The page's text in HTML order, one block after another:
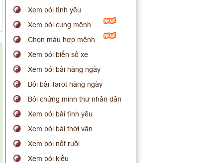
Xem bói tình yêu
Xem bói cung mệnh
Chọn màu hợp mệnh
Xem bói biển số xe
Xem bói bài hàng ngày
Bói bài Tarot hàng ngày
Bói chứng minh thư nhân dân
Xem bói bài tình yêu
Xem bói bài thời vận
Xem bói nốt ruồi
Xem bói kiều